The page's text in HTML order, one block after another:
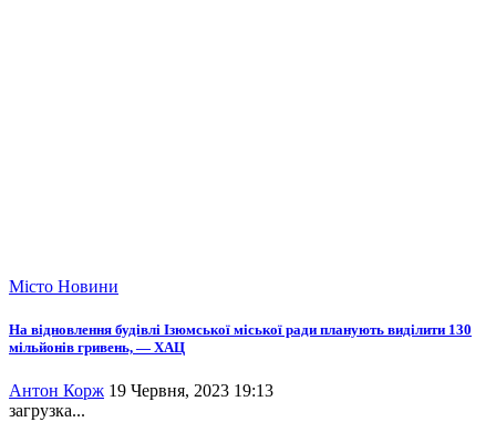
Місто Новини
На відновлення будівлі Ізюмської міської ради планують виділити 130
мільйонів гривень, — ХАЦ
Антон Корж 19 Червня, 2023 19:13
загрузка...